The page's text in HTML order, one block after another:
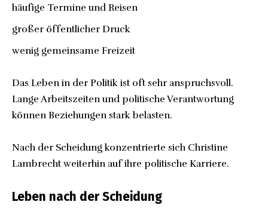
häufige Termine und Reisen
großer öffentlicher Druck
wenig gemeinsame Freizeit
Das Leben in der Politik ist oft sehr anspruchsvoll.
Lange Arbeitszeiten und politische Verantwortung
können Beziehungen stark belasten.
Nach der Scheidung konzentrierte sich Christine
Lambrecht weiterhin auf ihre politische Karriere.
Leben nach der Scheidung